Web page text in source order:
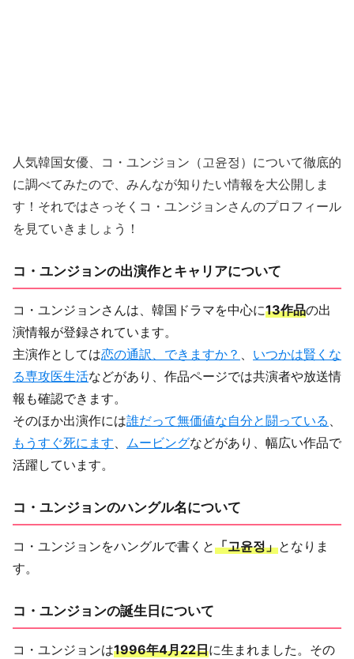
人気韓国女優、コ・ユンジョン（고윤정）について徹底的
に調べてみたので、みんなが知りたい情報を大公開しま
す！それではさっそくコ・ユンジョンさんのプロフィール
を見ていきましょう！
コ・ユンジョンの出演作とキャリアについて
コ・ユンジョンさんは、韓国ドラマを中心に13作品の出
演情報が登録されています。
主演作としては恋の通訳、できますか？ 、 いつかは賢くな
る専攻医生活などがあり、作品ページでは共演者や放送情
報も確認できます。
そのほか出演作には誰だって無価値な自分と闘っている 、
もうすぐ死にます、 ムービングなどがあり、幅広い作品で
活躍しています。
コ・ユンジョンのハングル名について
コ・ユンジョンをハングルで書くと「고윤정」となりま
す。
コ・ユンジョンの誕生日について
コ・ユンジョンは1996年4月22日に生まれました。その